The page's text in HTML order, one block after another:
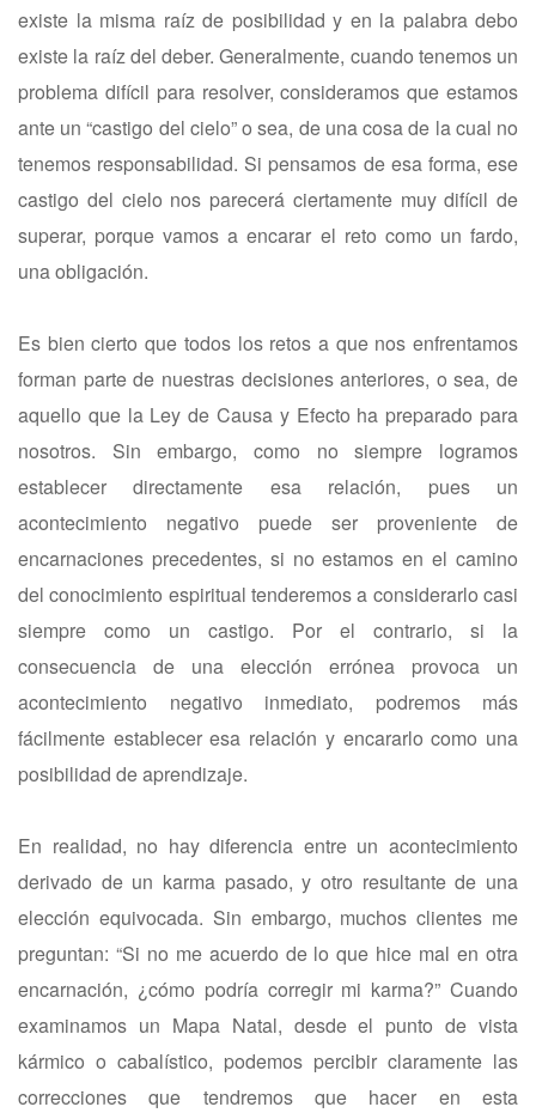
existe la misma raíz de posibilidad y en la palabra debo
existe la raíz del deber. Generalmente, cuando tenemos un
problema difícil para resolver, consideramos que estamos
ante un “castigo del cielo” o sea, de una cosa de la cual no
tenemos responsabilidad. Si pensamos de esa forma, ese
castigo del cielo nos parecerá ciertamente muy difícil de
superar, porque vamos a encarar el reto como un fardo,
una obligación.
Es bien cierto que todos los retos a que nos enfrentamos
forman parte de nuestras decisiones anteriores, o sea, de
aquello que la Ley de Causa y Efecto ha preparado para
nosotros. Sin embargo, como no siempre logramos
establecer directamente esa relación, pues un
acontecimiento negativo puede ser proveniente de
encarnaciones precedentes, si no estamos en el camino
del conocimiento espiritual tenderemos a considerarlo casi
siempre como un castigo. Por el contrario, si la
consecuencia de una elección errónea provoca un
acontecimiento negativo inmediato, podremos más
fácilmente establecer esa relación y encararlo como una
posibilidad de aprendizaje.
En realidad, no hay diferencia entre un acontecimiento
derivado de un karma pasado, y otro resultante de una
elección equivocada. Sin embargo, muchos clientes me
preguntan: “Si no me acuerdo de lo que hice mal en otra
encarnación, ¿cómo podría corregir mi karma?” Cuando
examinamos un Mapa Natal, desde el punto de vista
kármico o cabalístico, podemos percibir claramente las
correcciones que tendremos que hacer en esta